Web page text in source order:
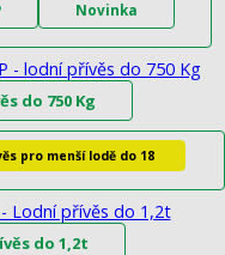
Novinka
do 750 Kg
pro menší lodě do 18
do 1,2t